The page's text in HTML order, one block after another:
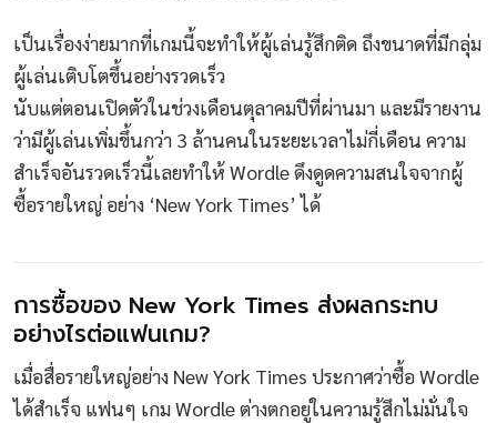
เป็นเรื่องง่ายมากที่เกมนี้จะทำให้ผู้เล่นรู้สึกติด ถึงขนาดที่มีกลุ่ม
ผู้เล่นเติบโตขึ้นอย่างรวดเร็ว
นับแต่ตอนเปิดตัวในช่วงเดือนตุลาคมปีที่ผ่านมา และมีรายงาน
ว่ามีผู้เล่นเพิ่มขึ้นกว่า 3 ล้านคนในระยะเวลาไม่กี่เดือน ความ
สำเร็จอันรวดเร็วนี้เลยทำให้ Wordle ดึงดูดความสนใจจากผู้
ซื้อรายใหญ่ อย่าง ‘New York Times’ ได้
การซื้อของ New York Times ส่งผลกระทบ
อย่างไรต่อแฟนเกม?
เมื่อสื่อรายใหญ่อย่าง New York Times ประกาศว่าซื้อ Wordle
ได้สำเร็จ แฟนๆ เกม Wordle ต่างตกอยู่ในความรู้สึกไม่มั่นใจ